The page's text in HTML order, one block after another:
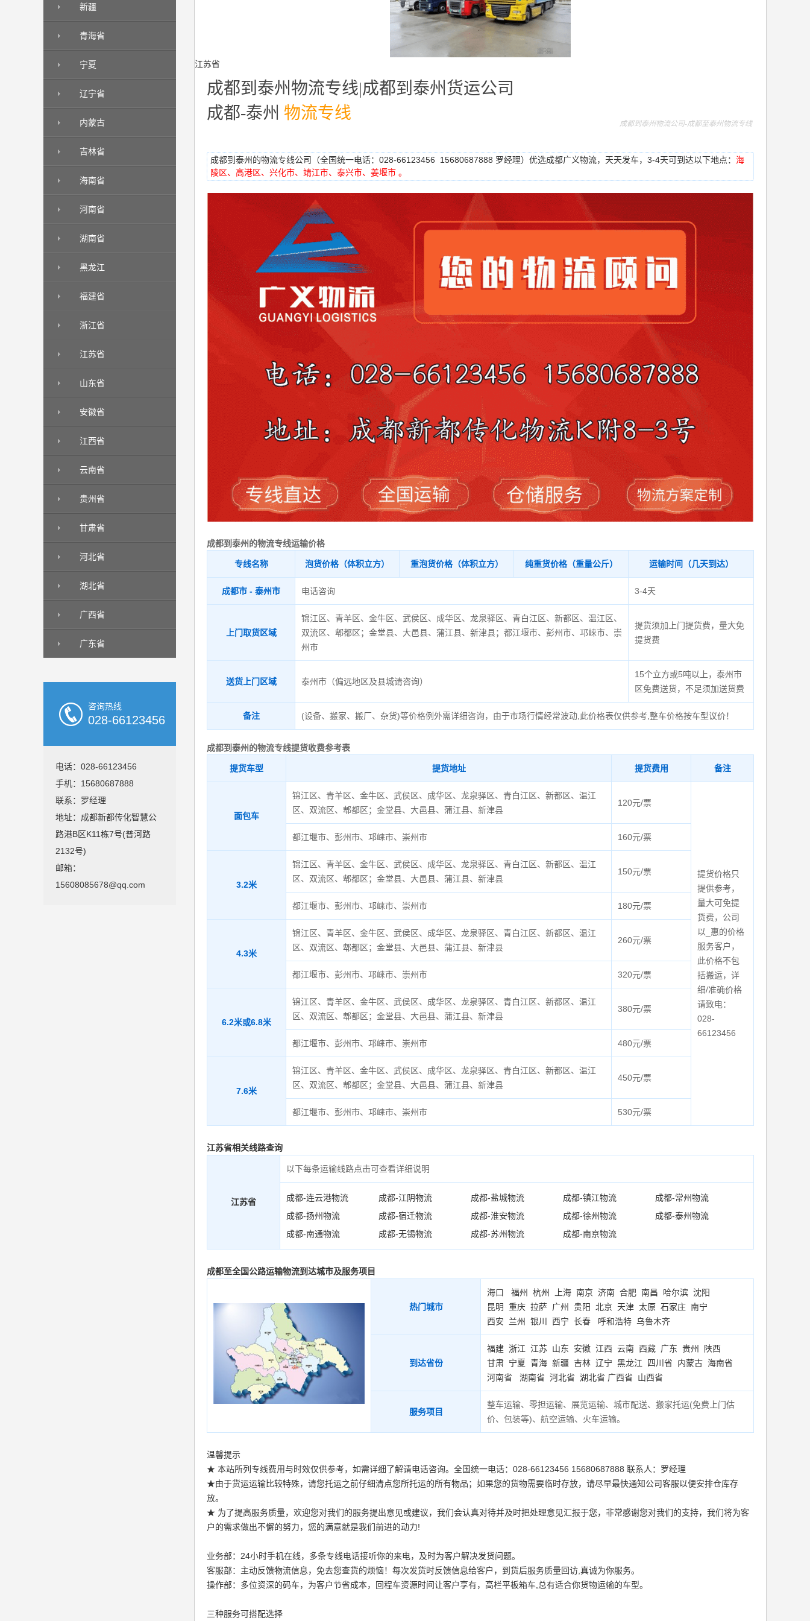
新疆
青海省
宁夏
辽宁省
内蒙古
吉林省
海南省
河南省
湖南省
黑龙江
福建省
浙江省
江苏省
山东省
安徽省
江西省
云南省
贵州省
甘肃省
河北省
湖北省
广西省
广东省
咨询热线
028-66123456
电话：028-66123456
手机：15680687888
联系：罗经理
地址：成都新都传化智慧公
路港B区K11栋7号(普河路
2132号)
邮箱：
15608085678@qq.com
江苏省
成都到泰州物流专线|成都到泰州货运公司
成都-泰州 物流专线
成都到泰州物流公司-成都至泰州物流专线
成都到泰州的物流专线公司（全国统一电话：028-66123456 15680687888 罗经理）优选成都广义物流，天天发车，3-4天可到达以下地点： 海
陵区、高港区、兴化市、靖江市、泰兴市、姜堰市 。
成都到泰州的物流专线运输价格
专线名称 泡货价格（体积立方） 重泡货价格（体积立方） 纯重货价格（重量公斤） 运输时间（几天到达）
成都市 - 泰州市 电话咨询 3-4天
上门取货区域
锦江区、青羊区、金牛区、武侯区、成华区、龙泉驿区、青白江区、新都区、温江区、
双流区、郫都区；金堂县、大邑县、蒲江县、新津县；都江堰市、彭州市、邛崃市、崇
州市
提货须加上门提货费，量大免
提货费
送货上门区域 泰州市（偏远地区及县城请咨询）
15个立方或5吨以上，泰州市
区免费送货，不足须加送货费
备注 (设备、搬家、搬厂、杂货)等价格例外需详细咨询，由于市场行情经常波动,此价格表仅供参考,整车价格按车型议价！
成都到泰州的物流专线提货收费参考表
提货车型 提货地址 提货费用 备注
面包车
锦江区、青羊区、金牛区、武侯区、成华区、龙泉驿区、青白江区、新都区、温江
区、双流区、郫都区；金堂县、大邑县、蒲江县、新津县
120元/票
提货价格只
提供参考，
量大可免提
货费，公司
以_惠的价格
服务客户，
此价格不包
括搬运，详
细/准确价格
请致电：
028-
66123456
都江堰市、彭州市、邛崃市、崇州市 160元/票
3.2米
锦江区、青羊区、金牛区、武侯区、成华区、龙泉驿区、青白江区、新都区、温江
区、双流区、郫都区；金堂县、大邑县、蒲江县、新津县
150元/票
都江堰市、彭州市、邛崃市、崇州市 180元/票
4.3米
锦江区、青羊区、金牛区、武侯区、成华区、龙泉驿区、青白江区、新都区、温江
区、双流区、郫都区；金堂县、大邑县、蒲江县、新津县
260元/票
都江堰市、彭州市、邛崃市、崇州市 320元/票
6.2米或6.8米
锦江区、青羊区、金牛区、武侯区、成华区、龙泉驿区、青白江区、新都区、温江
区、双流区、郫都区；金堂县、大邑县、蒲江县、新津县
380元/票
都江堰市、彭州市、邛崃市、崇州市 480元/票
7.6米
锦江区、青羊区、金牛区、武侯区、成华区、龙泉驿区、青白江区、新都区、温江
区、双流区、郫都区；金堂县、大邑县、蒲江县、新津县
450元/票
都江堰市、彭州市、邛崃市、崇州市 530元/票
江苏省相关线路查询
江苏省
以下每条运输线路点击可查看详细说明
成都-连云港物流 成都-江阴物流 成都-盐城物流 成都-镇江物流
成都-常州物流
成都-扬州物流
成都-宿迁物流 成都-淮安物流 成都-徐州物流
成都-泰州物流
成都-南通物流
成都-无锡物流 成都-苏州物流 成都-南京物流
成都至全国公路运输物流到达城市及服务项目
热门城市
海口 福州 杭州 上海 南京 济南 合肥 南昌 哈尔滨 沈阳
昆明
重庆 拉萨 广州 贵阳 北京 天津 太原 石家庄 南宁
西安
兰州 银川 西宁 长春 呼和浩特 乌鲁木齐
到达省份
福建 浙江 江苏 山东 安徽 江西 云南 西藏 广东 贵州
陕西
甘肃 宁夏 青海 新疆 吉林 辽宁 黑龙江 四川省 内蒙古 海南省
河南省
湖南省 河北省 湖北省 广西省 山西省
服务项目
整车运输、零担运输、展览运输、城市配送、搬家托运(免费上门估
价、包装等)、航空运输、火车运输。
温馨提示
★ 本站所列专线费用与时效仅供参考，如需详细了解请电话咨询。全国统一电话：028-66123456 15680687888 联系人：罗经理
★由于货运运输比较特殊，请您托运之前仔细清点您所托运的所有物品；如果您的货物需要临时存放，请尽早最快通知公司客服以便安排仓库存
放。
★ 为了提高服务质量，欢迎您对我们的服务提出意见或建议，我们会认真对待并及时把处理意见汇报于您，非常感谢您对我们的支持，我们将为客
户的需求做出不懈的努力，您的满意就是我们前进的动力!
业务部：24小时手机在线，多条专线电话接听你的来电，及时为客户解决发货问题。
客服部：主动反馈物流信息，免去您查货的烦恼！每次发货时反馈信息给客户，到货后服务质量回访,真诚为你服务。
操作部：多位资深的码车，为客户节省成本，回程车资源时间让客户享有，高栏平板箱车,总有适合你货物运输的车型。
三种服务可搭配选择